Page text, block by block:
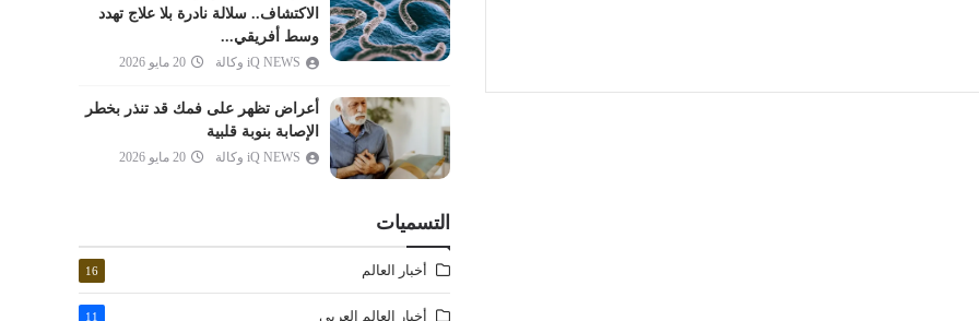
النازعات
عبس
الانفطار
المطففين
الانشقاق
الأعلى
الغاشية
الاكتشاف.. سلالة نادرة بلا علاج تهدد
وسط أفريقي...
iQ NEWS وكالة 20 مايو 2026
أعراض تظهر على فمك قد تنذر بخطر
الإصابة بنوبة قلبية
iQ NEWS وكالة 20 مايو 2026
التسميات
أخبار العالم 16
أخبار العالم العربي 11